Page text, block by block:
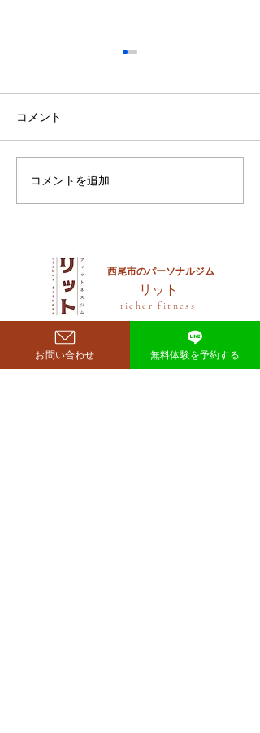
空気階段・鈴木もぐらさん
重123キロから85キロへ、マ
イナス38キロのダイエットに
注目を集めています。 鈴木も
ぐらが痩せたのはいつ？きっ
かけは何？ もぐらさんがダイ
エット成功を明かしたのは、
2026年4月6日深夜放送の
TBSラジオ「空気階段の踊り
コメント
コメントを追加…
​リット
西尾市のパーソナルジム
richer fitness
お問い合わせ 無料体験を予約する